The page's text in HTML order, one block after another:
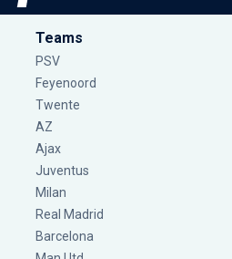
Teams
PSV
Feyenoord
Twente
AZ
Ajax
Juventus
Milan
Real Madrid
Barcelona